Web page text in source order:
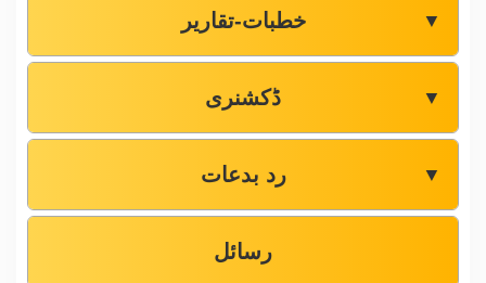
خطبات-تقاریر ▼
ڈکشنری ▼
رد بدعات ▼
رسائل